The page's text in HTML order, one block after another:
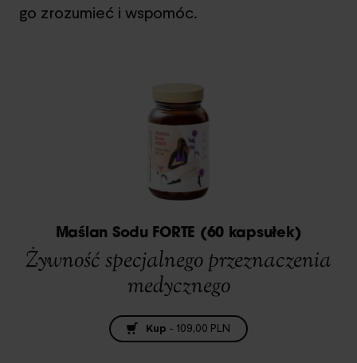
go zrozumieć i wspomóc.
Maślan Sodu FORTE (60 kapsułek)
Żywność specjalnego przeznaczenia
medycznego
Kup - 109,00 PLN